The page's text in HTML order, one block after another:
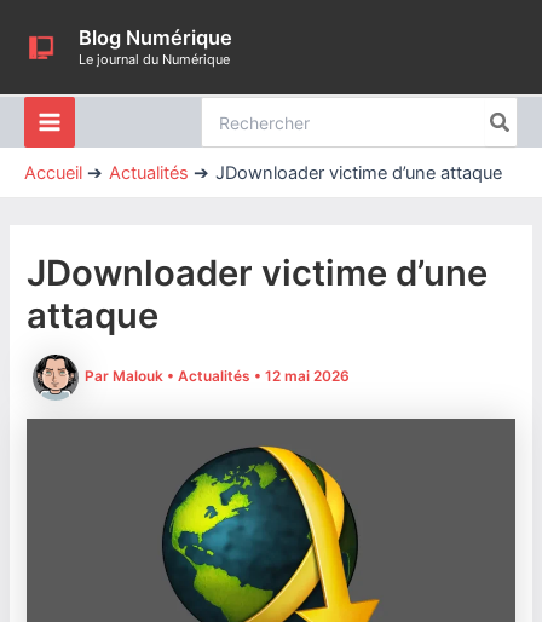
Blog Numérique
Le journal du Numérique
Accueil Actualités JDownloader victime d’une attaque
JDownloader victime d’une
attaque
Par Malouk •Actualités •12 mai 2026